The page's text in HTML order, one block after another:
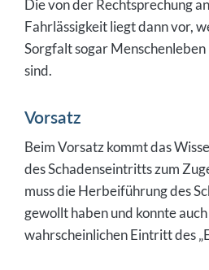
Die von der Rechtsprechung
Fahrlässigkeit liegt dann vor,
Sorgfalt sogar
sind.
Vorsatz
Beim Vorsatz kommt das
des Schadenseintritts zum
muss die Herbeiführung des
gewollt haben und konnte
wahrscheinlichen Eintritt des